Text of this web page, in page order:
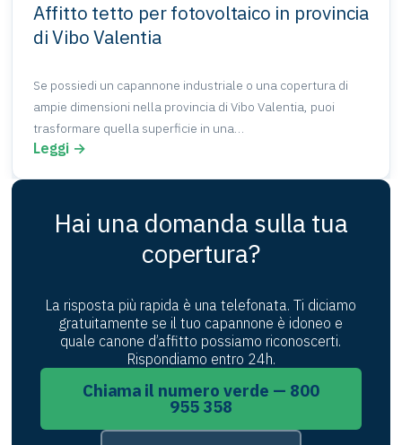
Affitto tetto per fotovoltaico in provincia
di Vibo Valentia
Se possiedi un capannone industriale o una copertura di
ampie dimensioni nella provincia di Vibo Valentia, puoi
trasformare quella superficie in una…
Leggi →
Hai una domanda sulla tua
copertura?
La risposta più rapida è una telefonata. Ti diciamo
gratuitamente se il tuo capannone è idoneo e
quale canone d’affitto possiamo riconoscerti.
Rispondiamo entro 24h.
Chiama il numero verde — 800
955 358